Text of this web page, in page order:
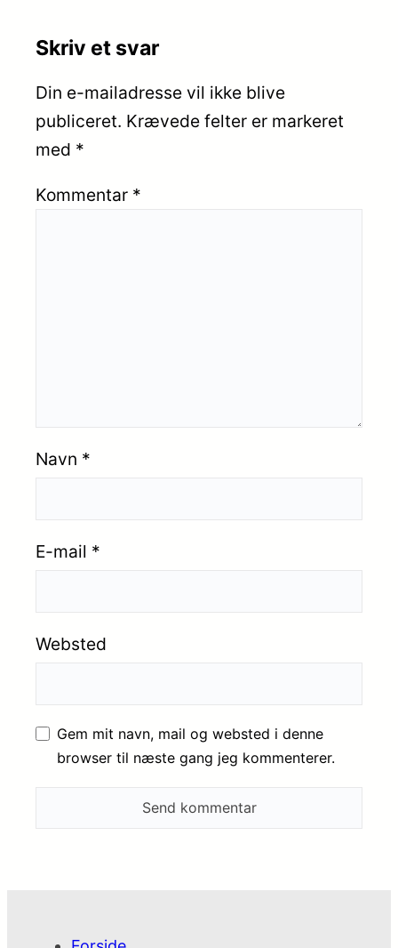
Skriv et svar
Din e-mailadresse vil ikke blive
publiceret. Krævede felter er markeret
med *
Kommentar *
Navn *
E-mail *
Websted
Gem mit navn, mail og websted i denne
browser til næste gang jeg kommenterer.